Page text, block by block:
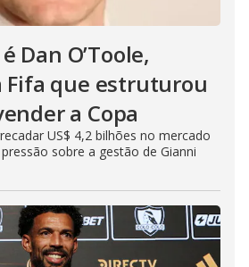
Dan O’Toole,
Fifa que estruturou
a Copa
US$ 4,2 bilhões no mercado
sobre a gestão de Gianni